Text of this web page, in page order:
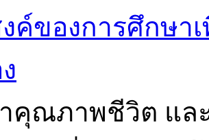
ค์ของการศึกษา
คุณภาพชีวิต แล